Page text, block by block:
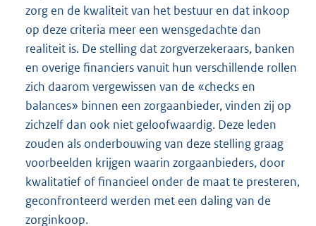
zorg en de kwaliteit van het bestuur en dat inkoop
op deze criteria meer een wensgedachte dan
realiteit is. De stelling dat zorgverzekeraars, banken
en overige financiers vanuit hun verschillende rollen
zich daarom vergewissen van de «checks en
balances» binnen een zorgaanbieder, vinden zij op
zichzelf dan ook niet geloofwaardig. Deze leden
zouden als onderbouwing van deze stelling graag
voorbeelden krijgen waarin zorgaanbieders, door
kwalitatief of financieel onder de maat te presteren,
geconfronteerd werden met een daling van de
zorginkoop.